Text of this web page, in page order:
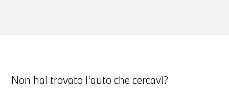
Non hai trovato l'auto che cercavi?